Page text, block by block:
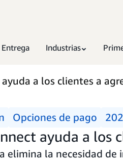
Entrega Industrias
a los clientes a
Opciones de pago
ayuda a los
elimina la necesidad